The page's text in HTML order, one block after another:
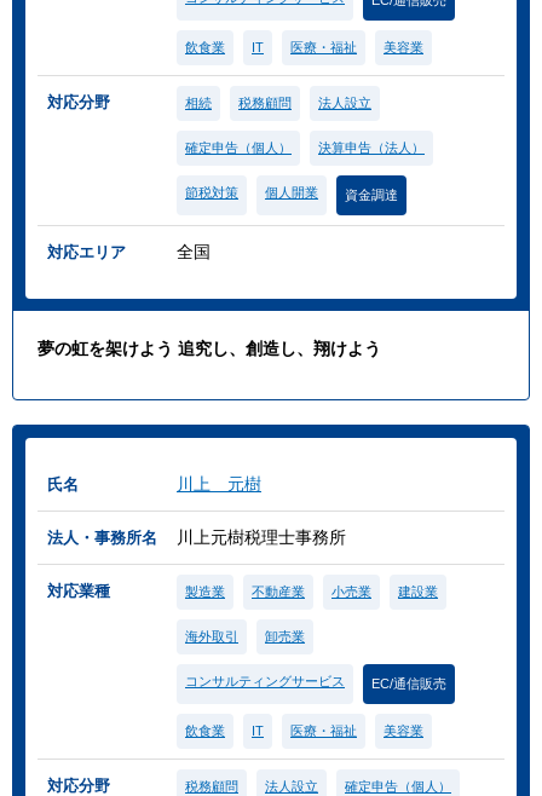
飲食業 IT 医療・福祉 美容業
対応分野 相続 税務顧問 法人設立
確定申告（個人） 決算申告（法人）
節税対策 個人開業 資金調達
対応エリア 全国
夢の虹を架けよう 追究し、創造し、翔けよう
氏名 川上 元樹
法人・事務所名 川上元樹税理士事務所
対応業種 製造業 不動産業 小売業 建設業
海外取引 卸売業
コンサルティングサービス EC/通信販売
飲食業 IT 医療・福祉 美容業
対応分野 税務顧問 法人設立 確定申告（個人）